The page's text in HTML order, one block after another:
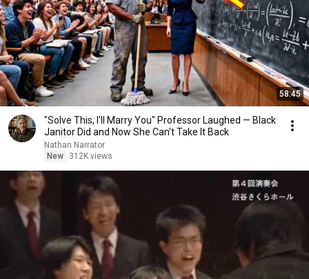
58:45
"Solve This, I'll Marry You" Professor Laughed — Black
Janitor Did and Now She Can't Take It Back
Nathan Narrator
New
312K views